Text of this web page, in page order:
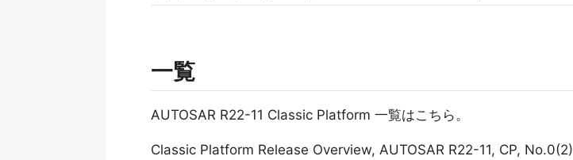
一覧
AUTOSAR R22-11 Classic Platform 一覧はこちら。
Classic Platform Release Overview, AUTOSAR R22-11, CP, No.0(2)